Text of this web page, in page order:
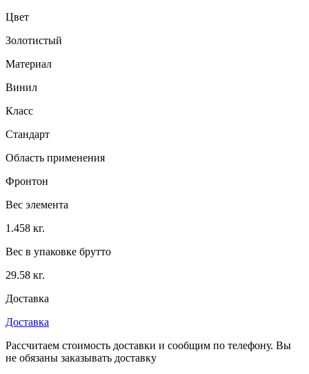
Цвет
Золотистый
Материал
Винил
Класс
Стандарт
Область применения
Фронтон
Вес элемента
1.458 кг.
Вес в упаковке брутто
29.58 кг.
Доставка
Доставка
Рассчитаем стоимость доставки и сообщим по телефону. Вы
не обязаны заказывать доставку